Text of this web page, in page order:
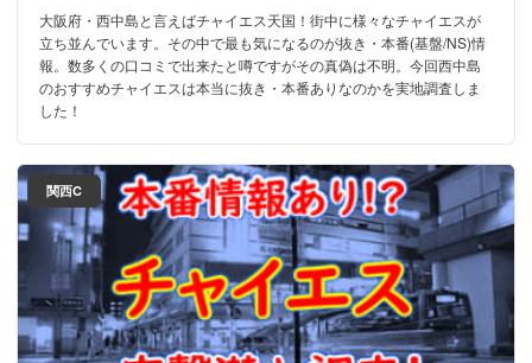
大阪府・西中島と言えばチャイエス天国！街中に様々なチャイエスが
立ち並んでいます。その中で最も気になるのが抜き・本番(基盤/NS)情
報。数多くの口コミで出来たと噂ですがその真偽は不明。今回西中島
のおすすめチャイエスは本当に抜き・本番ありなのかを実地調査しま
した！
関西C